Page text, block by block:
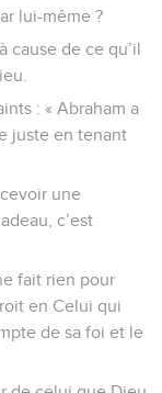
lui-même ?
cause de ce qu’il
: « Abraham a
juste en tenant
une
c’est
fait rien pour
en Celui qui
de sa foi et le